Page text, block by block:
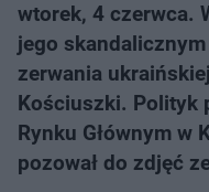
wtorek, 4 czerwca.
jego
zerwania
Kościuszki. Polityk
Rynku Głównym w
pozował do zdjęć